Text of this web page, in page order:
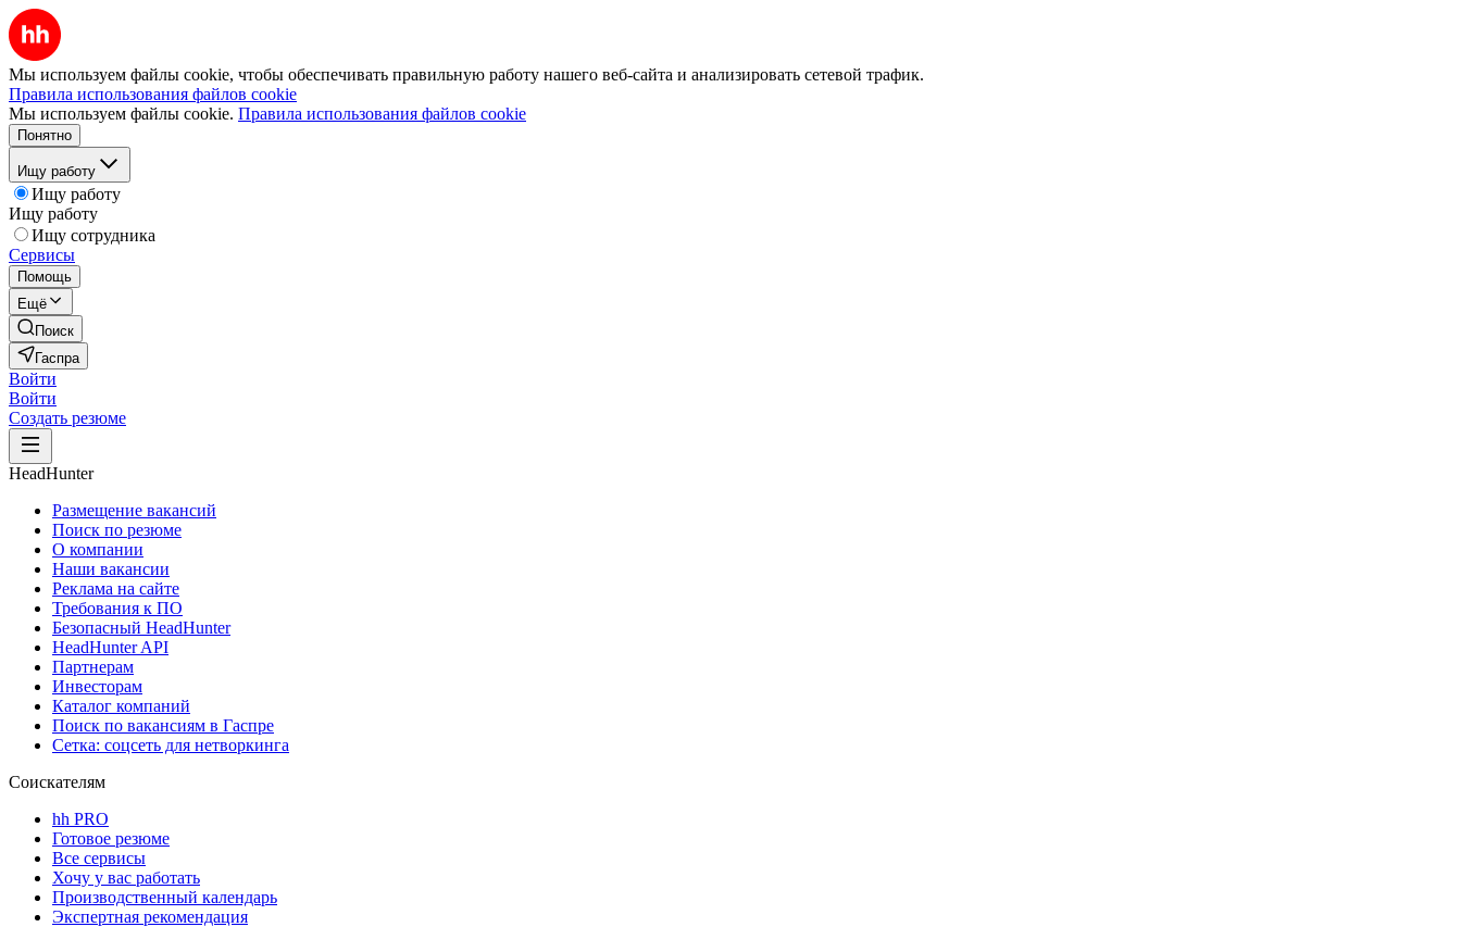
Мы используем файлы cookie, чтобы обеспечивать правильную работу нашего веб-сайта и анализировать сетевой трафик.
Правила использования файлов cookie
Мы используем файлы cookie. Правила использования файлов cookie
Понятно
Ищу работу
Ищу работу
Ищу работу
Ищу сотрудника
Сервисы
Помощь
Ещё
Поиск
Гаспра
Войти
Войти
Создать резюме
HeadHunter
Размещение вакансий
Поиск по резюме
О компании
Наши вакансии
Реклама на сайте
Требования к ПО
Безопасный HeadHunter
HeadHunter API
Партнерам
Инвесторам
Каталог компаний
Поиск по вакансиям в Гаспре
Сетка: соцсеть для нетворкинга
Соискателям
hh PRO
Готовое резюме
Все сервисы
Хочу у вас работать
Производственный календарь
Экспертная рекомендация